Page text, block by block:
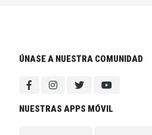
ÚNASE A NUESTRA COMUNIDAD
NUESTRAS APPS MÓVIL